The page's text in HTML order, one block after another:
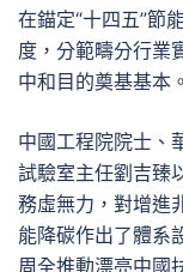
在錨定“十四五”節
度，分範疇分行業
中和目的奠基基本。
中國工程院院士、
試驗室主任劉吉臻
務虛無力，對增進
能降碳作出了體系
周全推動漂亮中國